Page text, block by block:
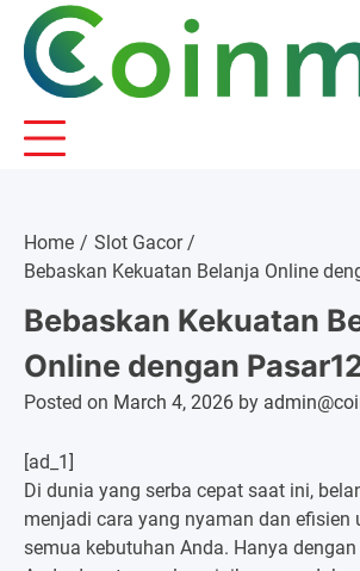
content
Home
Slot Gacor
Bebaskan Kekuatan Belanja Online
Bebaskan Kekuatan
Online dengan
Posted on March 4, 2026 by
[ad_1]
Di dunia yang serba cepat saat ini,
menjadi cara yang nyaman dan efisien
semua kebutuhan Anda. Hanya